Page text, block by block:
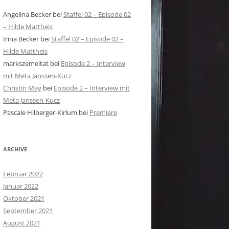
Angelina Becker beiStaffel 02 – Episode 02
– Hilde Mattheis
Irina Becker beiStaffel 02 – Episode 02 –
Hilde Mattheis
markszemeitat bei Episode 2 – Interview
mit Meta Janssen-Kucz
Christin May bei Episode 2 – Interview mit
Meta Janssen-Kucz
Pascale Hilberger-Kirlum bei Premiere
ARCHIVE
Februar 2022
Januar 2022
Oktober 2021
September 2021
August 2021